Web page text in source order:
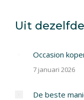
Uit
Occasion
7 januari 2026
De beste